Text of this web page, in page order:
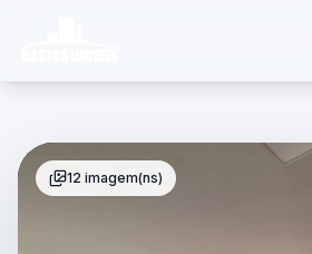
12 imagem(ns)